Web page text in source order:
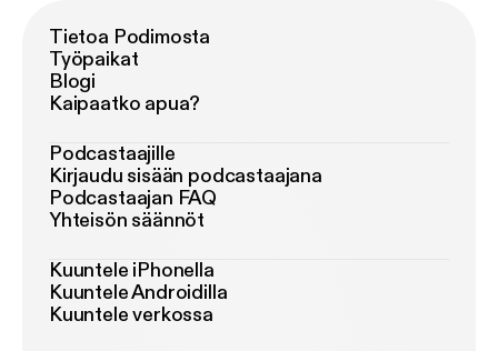
Tietoa Podimosta
Työpaikat
Blogi
Kaipaatko apua?
Podcastaajille
Kirjaudu sisään podcastaajana
Podcastaajan FAQ
Yhteisön säännöt
Kuuntele iPhonella
Kuuntele Androidilla
Kuuntele verkossa